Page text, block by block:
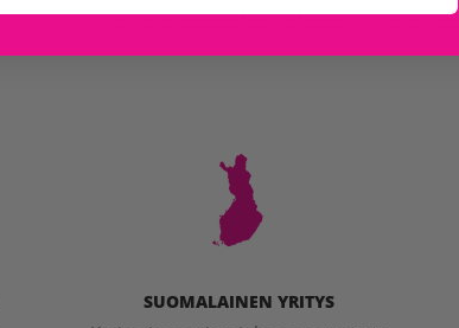
Tarkista saatavuus muissa myymälöissä
SUOMALAINEN YRITYS